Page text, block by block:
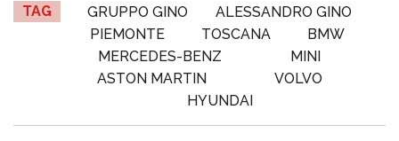
TAG GRUPPO GINO
ALESSANDRO GINO
PIEMONTE
TOSCANA
BMW
MERCEDES-BENZ
MINI
ASTON MARTIN
VOLVO
HYUNDAI